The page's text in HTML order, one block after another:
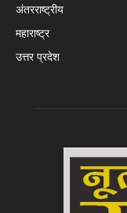
अंतरराष्ट्रीय
महाराष्ट्र
उत्तर प्रदेश